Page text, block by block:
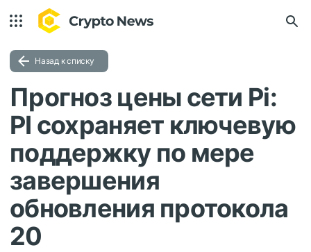
Назад к списку
Прогноз цены сети Pi:
PI сохраняет ключевую
поддержку по мере
завершения
обновления протокола
20